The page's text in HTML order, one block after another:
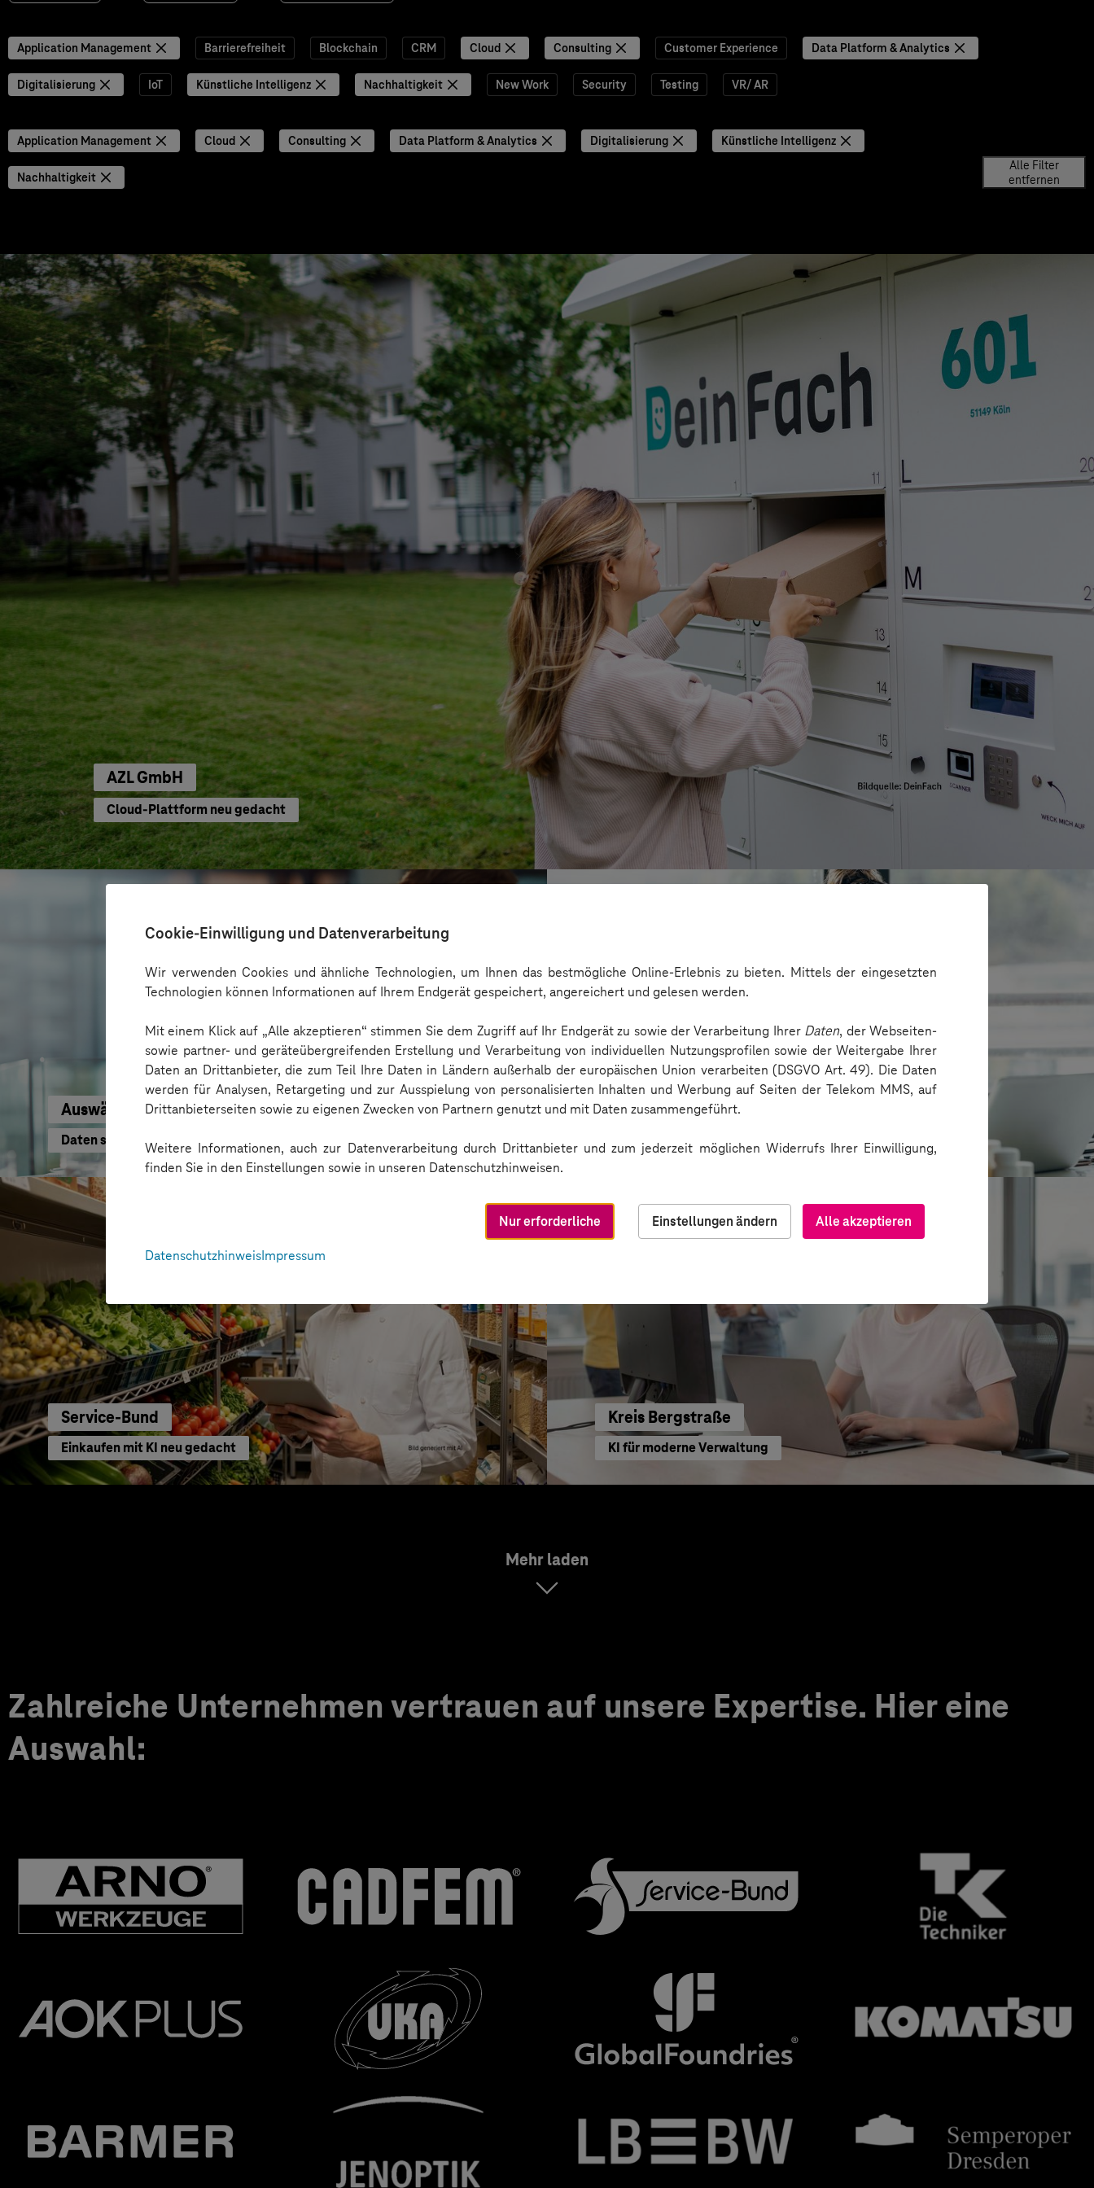
Cookie-Einwilligung und Datenverarbeitung
Wir verwenden Cookies und ähnliche Technologien, um Ihnen das bestmögliche Online-Erlebnis zu bieten. Mittels der eingesetzten
Technologien können Informationen auf Ihrem Endgerät gespeichert, angereichert und gelesen werden.
Mit einem Klick auf „Alle akzeptieren“ stimmen Sie dem Zugriff auf Ihr Endgerät zu sowie der Verarbeitung Ihrer Daten, der Webseiten-
sowie partner- und geräteübergreifenden Erstellung und Verarbeitung von individuellen Nutzungsprofilen sowie der Weitergabe Ihrer
Daten an Drittanbieter, die zum Teil Ihre Daten in Ländern außerhalb der europäischen Union verarbeiten (DSGVO Art. 49). Die Daten
werden für Analysen, Retargeting und zur Ausspielung von personalisierten Inhalten und Werbung auf Seiten der Telekom MMS, auf
Drittanbieterseiten sowie zu eigenen Zwecken von Partnern genutzt und mit Daten zusammengeführt.
Weitere Informationen, auch zur Datenverarbeitung durch Drittanbieter und zum jederzeit möglichen Widerrufs Ihrer Einwilligung,
finden Sie in den Einstellungen sowie in unseren Datenschutzhinweisen.
Alle akzeptieren
Nur erforderliche
Einstellungen ändern
DatenschutzhinweisImpressum
Application Management Barrierefreiheit Blockchain CRM Cloud Consulting Customer Experience Data Platform & Analytics
Digitalisierung IoT Künstliche Intelligenz Nachhaltigkeit New Work Security Testing VR/ AR
Application Management Cloud Consulting Data Platform & Analytics Digitalisierung Künstliche Intelligenz
Nachhaltigkeit
Alle Filter
entfernen
AZL GmbH
Cloud-Plattform neu gedacht
Auswärtiges Amt
Daten schneller nutzen
BARMER
Sichere Kommunikation über Messenger
Service-Bund
Einkaufen mit KI neu gedacht
Kreis Bergstraße
KI für moderne Verwaltung
Mehr laden
Zahlreiche Unternehmen vertrauen auf unsere Expertise. Hier eine
Auswahl: